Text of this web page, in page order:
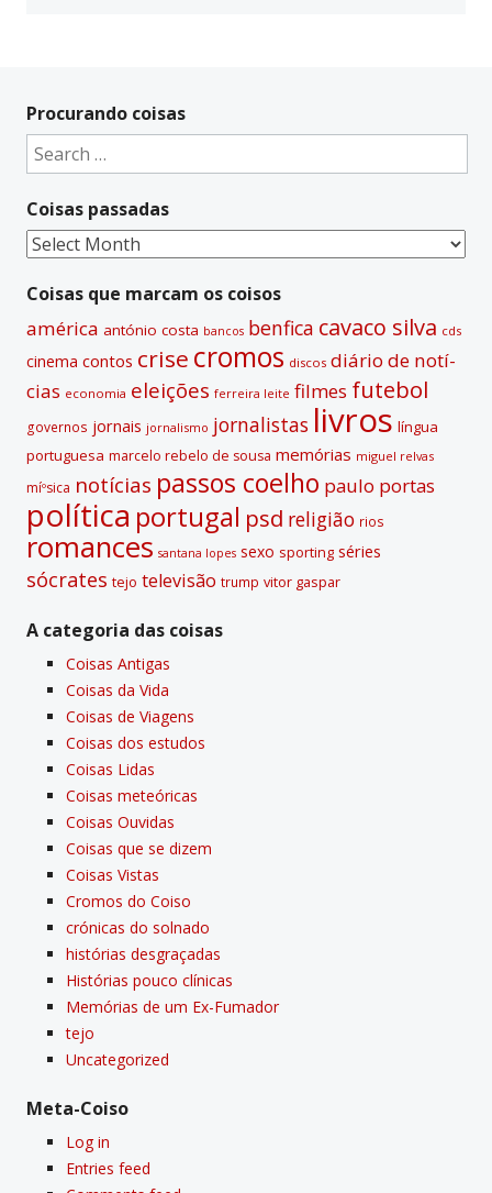
Procurando coisas
Search
for:
Coisas passadas
Coisas
Coisas que marcam os coisos
américa antónio costa bancos benfica cavaco silva cds
cinema contos crise cromos discos diário de notí­
cias economia eleições ferreira leite filmes futebol
governos jornais jornalismo jornalistas livros lí­ngua
portuguesa marcelo rebelo de sousa memórias miguel relvas
míºsica notí­cias passos coelho paulo portas
polí­tica portugal psd religião rios
romances santana lopes sexo sporting séries
sócrates tejo televisão trump vitor gaspar
A categoria das coisas
Coisas Antigas
Coisas da Vida
Coisas de Viagens
Coisas dos estudos
Coisas Lidas
Coisas meteóricas
Coisas Ouvidas
Coisas que se dizem
Coisas Vistas
Cromos do Coiso
crónicas do solnado
histórias desgraçadas
Histórias pouco clí­nicas
Memórias de um Ex-Fumador
tejo
Uncategorized
Meta-Coiso
Log in
Entries feed